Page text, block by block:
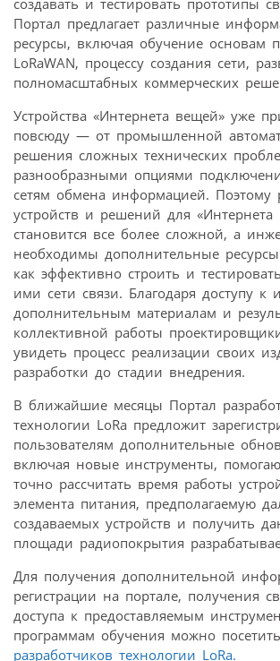
Портал предлагает различные
ресурсы, включая обучение основам
LoRaWAN, процессу создания сети,
полномасштабных коммерческих
Устройства «Интернета вещей» уже
повсюду — от промышленной
решения сложных технических
разнообразными опциями
сетям обмена информацией. Поэтому
устройств и решений для «Интернета
становится все более сложной, а
необходимы дополнительные
как эффективно строить и
ими сети связи. Благодаря доступу к
дополнительным материалам и
коллективной работы
увидеть процесс реализации своих
разработки до стадии внедрения.
В ближайшие месяцы Портал
технологии LoRa предложит
пользователям дополнительные
включая новые инструменты,
точно рассчитать время работы
элемента питания, предполагаемую
создаваемых устройств и получить
площади радиопокрытия
Для получения дополнительной
регистрации на портале, получения
доступа к предоставляемым
программам обучения можно посетить
разработчиков технологии LoRa.